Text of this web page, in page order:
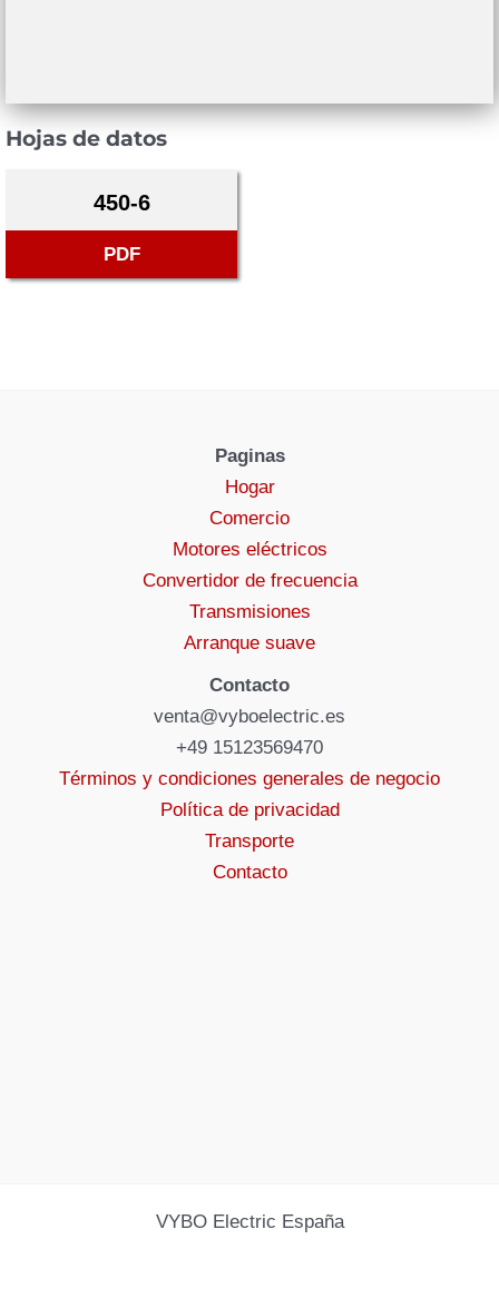
Hojas de datos
450-6
PDF
Paginas
Hogar
Comercio
Motores eléctricos
Convertidor de frecuencia
Transmisiones
Arranque suave
Contacto
venta@vyboelectric.es
+49 15123569470
Términos y condiciones generales de negocio
Política de privacidad
Transporte
Contacto
VYBO Electric España